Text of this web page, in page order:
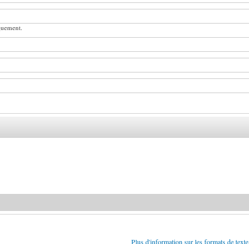
Plus d'information sur les formats de texte